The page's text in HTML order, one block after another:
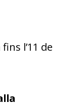
l’11 de